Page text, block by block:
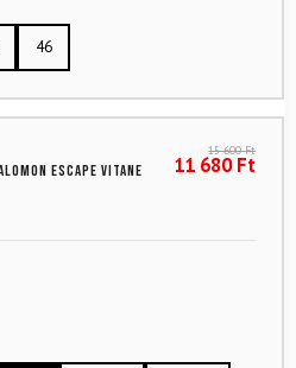
46
Escape Vitane
15 600Ft
11 680Ft